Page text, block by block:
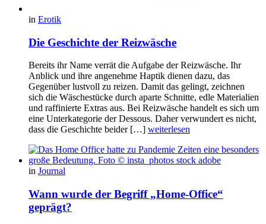
in Erotik
Die Geschichte der Reizwäsche
Bereits ihr Name verrät die Aufgabe der Reizwäsche. Ihr
Anblick und ihre angenehme Haptik dienen dazu, das
Gegenüber lustvoll zu reizen. Damit das gelingt, zeichnen
sich die Wäschestücke durch aparte Schnitte, edle Materialien
und raffinierte Extras aus. Bei Reizwäsche handelt es sich um
eine Unterkategorie der Dessous. Daher verwundert es nicht,
dass die Geschichte beider […] weiterlesen
in Journal
Wann wurde der Begriff „Home-Office“
geprägt?